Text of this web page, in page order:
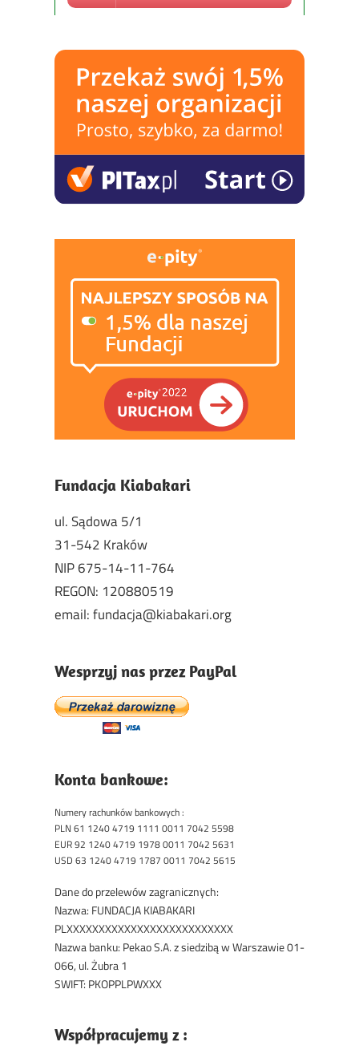
Fundacja Kiabakari
ul. Sądowa 5/1
31-542 Kraków
NIP 675-14-11-764
REGON: 120880519
email: fundacja@kiabakari.org
Wesprzyj nas przez PayPal
Konta bankowe:
Numery rachunków bankowych :
PLN 61 1240 4719 1111 0011 7042 5598
EUR 92 1240 4719 1978 0011 7042 5631
USD 63 1240 4719 1787 0011 7042 5615
Dane do przelewów zagranicznych:
Nazwa: FUNDACJA KIABAKARI
PLXXXXXXXXXXXXXXXXXXXXXXXXXX
Nazwa banku: Pekao S.A. z siedzibą w Warszawie 01-
066, ul. Żubra 1
SWIFT: PKOPPLPWXXX
Współpracujemy z :